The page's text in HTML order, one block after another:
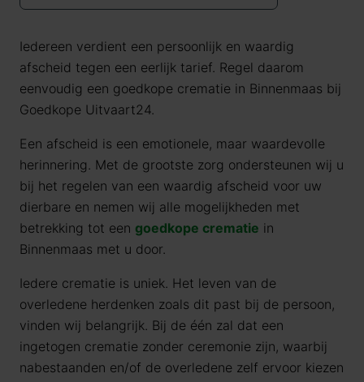
Iedereen verdient een persoonlijk en waardig
afscheid tegen een eerlijk tarief. Regel daarom
eenvoudig een goedkope crematie in Binnenmaas bij
Goedkope Uitvaart24.
Een afscheid is een emotionele, maar waardevolle
herinnering. Met de grootste zorg ondersteunen wij u
bij het regelen van een waardig afscheid voor uw
dierbare en nemen wij alle mogelijkheden met
betrekking tot een goedkope crematie in
Binnenmaas met u door.
Iedere crematie is uniek. Het leven van de
overledene herdenken zoals dit past bij de persoon,
vinden wij belangrijk. Bij de één zal dat een
ingetogen crematie zonder ceremonie zijn, waarbij
nabestaanden en/of de overledene zelf ervoor kiezen